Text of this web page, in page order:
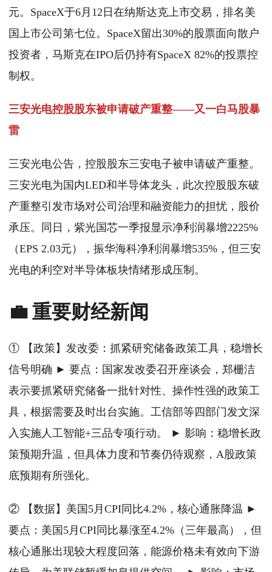
元。SpaceX于6月12日在纳斯达克上市交易，排名美
国上市公司第七位。SpaceX留出30%的股票面向散户
投资者，马斯克在IPO后仍持有SpaceX 82%的投票控
制权。
三安光电控股股东被申请破产重整——又一白马股暴
雷
三安光电公告，控股股东三安电子被申请破产重整。
三安光电为国内LED和半导体龙头，此次控股股东破
产重整引发市场对公司治理和融资能力的担忧，股价
承压。同日，紫光国芯一季报显示净利润暴增2225%
（EPS 2.03元），振华海科净利润暴增535%，但三安
光电的利空对半导体板块情绪形成压制。
💼 重要财经新闻
① 【政策】发改委：抓紧研究储备政策工具，稳增长
信号明确 ► 要点：国家发改委召开座谈会，郑栅洁
表示要抓紧研究储备一批针对性、操作性强的政策工
具，根据需要及时出台实施。工信部等四部门发文深
入实施人工智能+三品专项行动。 ► 影响：稳增长政
策预期升温，但具体力度和节奏仍待观察，A股政策
底预期有所强化。
② 【数据】美国5月CPI同比4.2%，核心通胀降温 ►
要点：美国5月CPI同比暴涨至4.2%（三年最高），但
核心通胀出现较大程度回落，能源价格未有效向下游